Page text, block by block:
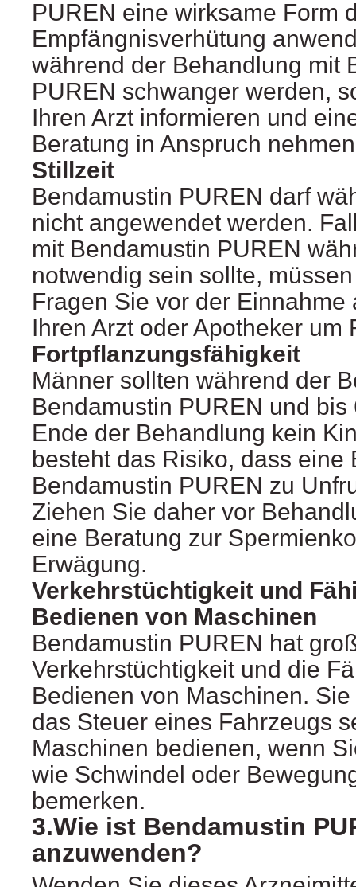
PUREN eine wirksame Form
Empfängnisverhütung
während der Behandlung mit
PUREN schwanger werden,
Ihren Arzt informieren und
Beratung in Anspruch
Stillzeit
Bendamustin PUREN darf
nicht angewendet werden.
mit Bendamustin PUREN
notwendig sein sollte,
Fragen Sie vor der Einnahme
Ihren Arzt oder Apotheker um
Fortpflanzungsfähigkeit
Männer sollten während der
Bendamustin PUREN und
Ende der Behandlung kein
besteht das Risiko, dass eine
Bendamustin PUREN zu
Ziehen Sie daher vor
eine Beratung zur
Erwägung.
Verkehrstüchtigkeit und
Bedienen von Maschinen
Bendamustin PUREN hat
Verkehrstüchtigkeit und die
Bedienen von Maschinen.
das Steuer eines Fahrzeugs
Maschinen bedienen, wenn
wie Schwindel oder
bemerken.
3.Wie ist Bendamustin
anzuwenden?